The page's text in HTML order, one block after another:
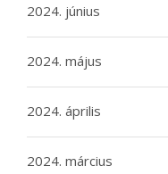
2024. június
2024. május
2024. április
2024. március